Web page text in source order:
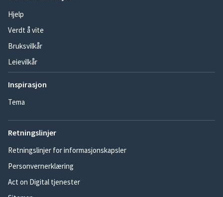
Hjelp
Verdt å vite
Bruksvilkår
Leievilkår
Inspirasjon
Tema
Retningslinjer
Retningslinjer for informasjonskapsler
Personvernerklæring
Act on Digital tjenester